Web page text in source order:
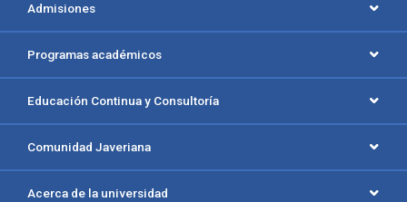
Admisiones
Programas académicos
Educación Continua y Consultoría
Comunidad Javeriana
Acerca de la universidad